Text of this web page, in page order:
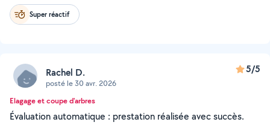
Super réactif
Rachel D.
posté le 30 avr. 2026
5/5
Elagage et coupe d'arbres
Évaluation automatique : prestation réalisée avec succès.